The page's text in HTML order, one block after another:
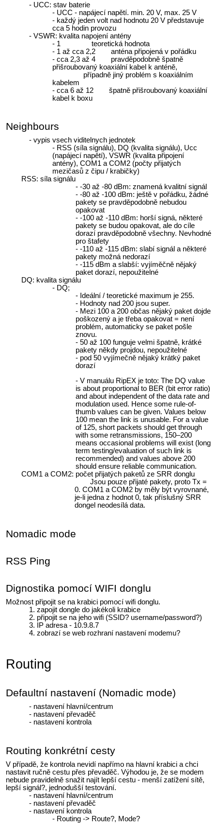
UCC: stav baterie
UCC - napájecí napětí. min. 20 V, max. 25 V
každý jeden volt nad hodnotu 20 V představuje
cca 5 hodin provozu
VSWR: kvalita napojení antény
1 teoretická hodnota
1 až cca 2,2 anténa připojená v pořádku
cca 2,3 až 4 pravděpodobně špatně
přišroubovaný koaxiální kabel k anténě,
případně jiný problém s koaxiálním
kabelem
cca 6 až 12 špatně přišroubovaný koaxiální
kabel k boxu
Neighbours
vypis vsech viditelnych jednotek
RSS (síla signálu), DQ (kvalita signálu), Ucc
(napájecí napětí), VSWR (kvalita připojení
antény), COM1 a COM2 (počty přijatých
mezičasů z čipu / krabičky)
RSS: síla signálu
-30 až -80 dBm: znamená kvalitní signál
-80 až -100 dBm: ještě v pořádku, žádné
pakety se pravděpodobně nebudou
opakovat
-100 až -110 dBm: horší signá, některé
pakety se budou opakovat, ale do cíle
dorazí pravděpodobně všechny. Nevhodné
pro štafety
-110 až -115 dBm: slabí signál a některé
pakety možná nedorazí
-115 dBm a slabší: vyjíměčně nějaký
paket dorazí, nepoužitelné
DQ: kvalita signálu
DQ;
Ideální / teoretické maximum je 255.
Hodnoty nad 200 jsou super.
Mezi 100 a 200 občas nějaký paket dojde
poškozený a je třeba opakovat = není
problém, automaticky se paket pošle
znovu.
50 až 100 funguje velmi špatně, krátké
pakety někdy projdou, nepoužitelné
pod 50 vyjímečně nějaký krátký paket
dorazí
V manuálu RipEX je toto: The DQ value
is about proportional to BER (bit error ratio)
and about independent of the data rate and
modulation used. Hence some rule-of-
thumb values can be given. Values below
100 mean the link is unusable. For a value
of 125, short packets should get through
with some retransmissions, 150–200
means occasional problems will exist (long
term testing/evaluation of such link is
recommended) and values above 200
should ensure reliable communication.
COM1 a COM2: počet přijatých paketů ze SRR donglu
Jsou pouze přijaté pakety, proto Tx =
0. COM1 a COM2 by měly být vyrovnané,
je-li jedna z hodnot 0, tak příslušný SRR
dongel neodesílá data.
Nomadic mode
RSS Ping
Dignostika pomocí WIFI donglu
Možnost připojit se na krabici pomocí wifi donglu.
zapojit dongle do jakékoli krabice
připojit se na jeho wifi (SSID? username/password?)
IP adresa - 10.9.8.7
zobrazí se web rozhraní nastavení modemu?
Routing
Defaultní nastavení (Nomadic mode)
nastavení hlavní/centrum
nastavení převaděč
nastavení kontrola
Routing konkrétní cesty
V případě, že kontrola nevidí napřímo na hlavní krabici a chci
nastavit ručně cestu přes převaděč. Výhodou je, že se modem
nebude pravidelně snažit najít lepší cestu - menší zatížení sítě,
lepší signál?, jednodušší testování.
nastavení hlavní/centrum
nastavení převaděč
nastavení kontrola
Routing -> Route?, Mode?